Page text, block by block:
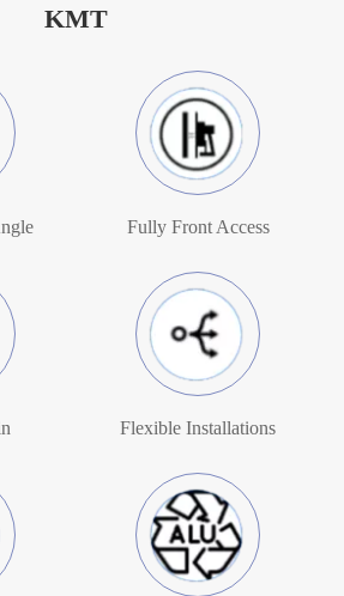
KMT
Fully Front Access
Flexible Installations